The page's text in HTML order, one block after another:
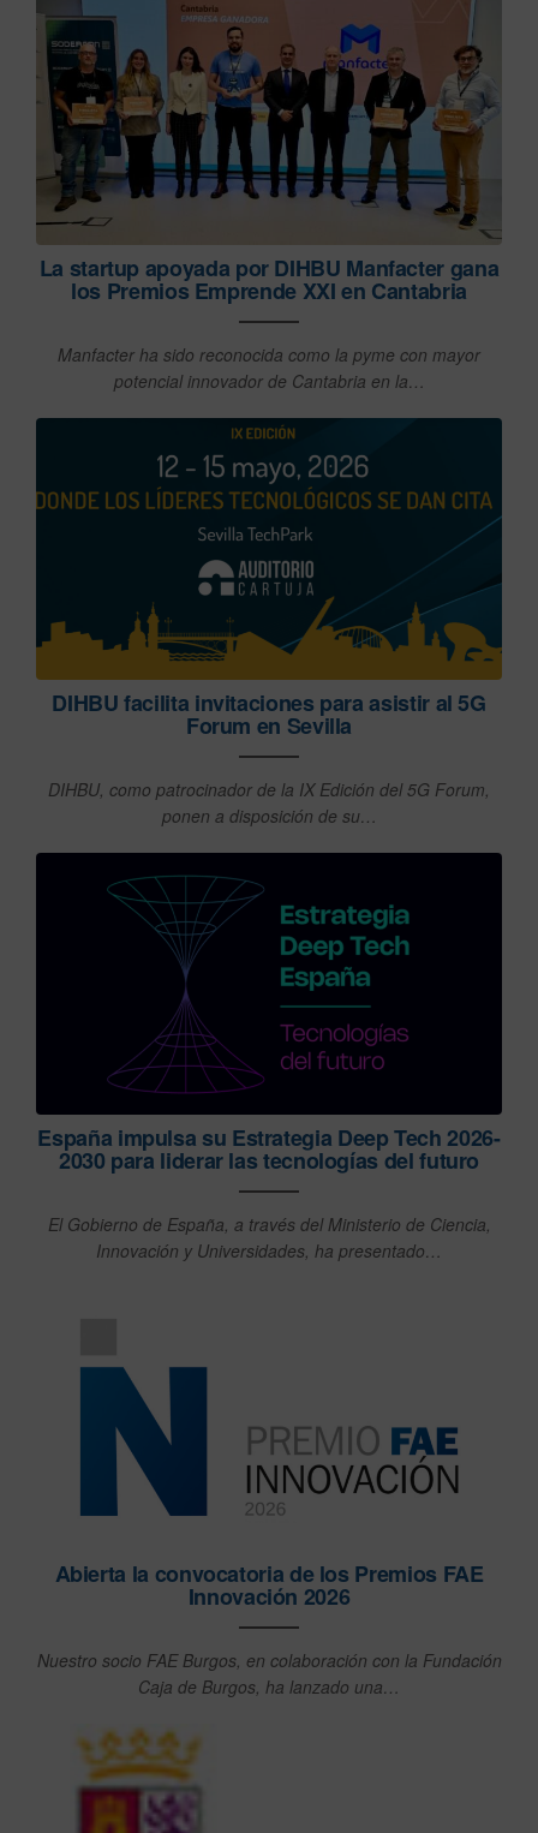
La startup apoyada por DIHBU Manfacter gana
los Premios Emprende XXI en Cantabria
Manfacter ha sido reconocida como la pyme con mayor
potencial innovador de Cantabria en la…
DIHBU facilita invitaciones para asistir al 5G
Forum en Sevilla
DIHBU, como patrocinador de la IX Edición del 5G Forum,
ponen a disposición de su…
España impulsa su Estrategia Deep Tech 2026-
2030 para liderar las tecnologías del futuro
El Gobierno de España, a través del Ministerio de Ciencia,
Innovación y Universidades, ha presentado…
Abierta la convocatoria de los Premios FAE
Innovación 2026
Nuestro socio FAE Burgos, en colaboración con la Fundación
Caja de Burgos, ha lanzado una…